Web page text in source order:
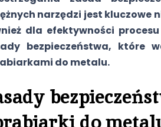
narzędzi jest kluczowe
dla efektywności
bezpieczeństwa, które
do metalu.